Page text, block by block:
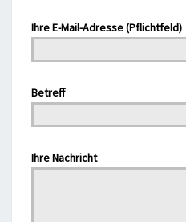
Ihre E-Mail-Adresse (Pflichtfeld)
Bitte lasse dieses Feld leer.
Betreff
Bitte lasse dieses Feld leer.
Ihre Nachricht